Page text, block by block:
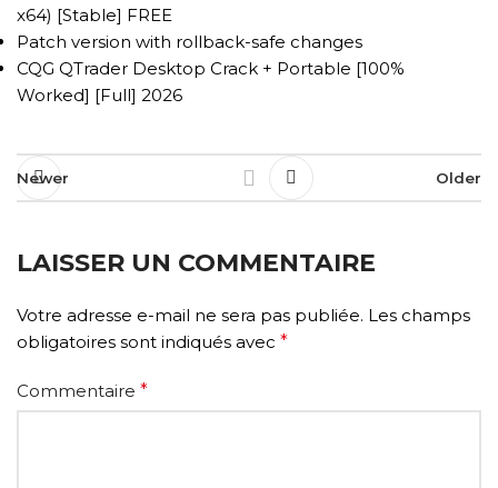
x64) [Stable] FREE
Patch version with rollback-safe changes
CQG QTrader Desktop Crack + Portable [100%
Worked] [Full] 2026
Newer Older
LAISSER UN COMMENTAIRE
Votre adresse e-mail ne sera pas publiée. Les champs
obligatoires sont indiqués avec *
Commentaire *